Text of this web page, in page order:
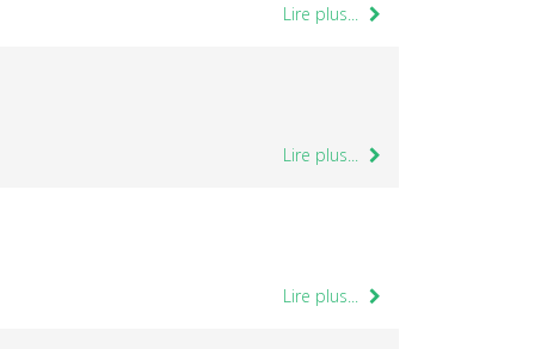
Lire plus...
Lire plus...
Lire plus...